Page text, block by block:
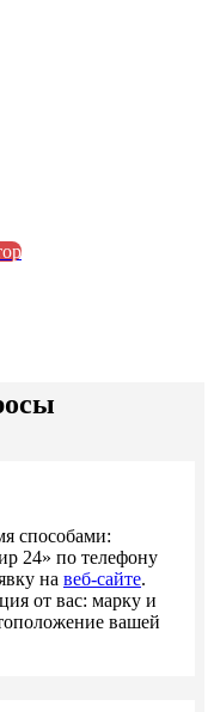
способами:
24» по телефону
на веб-сайте.
от вас: марку и
вашей